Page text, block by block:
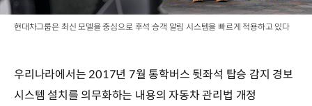
현대차그룹은 최신 모델을 중심으로 후석 승객 알림 시스템을 빠르게 적용하고 있다
우리나라에서는 2017년 7월 통학버스 뒷좌석 탑승 감지 경보
시스템 설치를 의무화하는 내용의 자동차 관리법 개정